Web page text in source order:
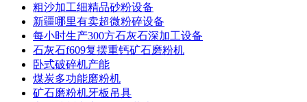
粗沙加工细精品砂粉设备
新疆哪里有卖超微粉碎设备
每小时生产300方石灰石深加工设备
石灰石f609复摆重钙矿石磨粉机
卧式破碎机产能
煤炭多功能磨粉机
矿石磨粉机牙板吊具